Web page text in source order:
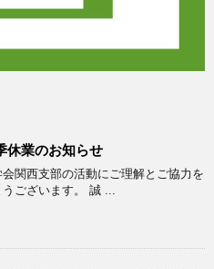
休業のお知らせ
関西支部の活動にご理解とご協力を
ございます。 誠 ...